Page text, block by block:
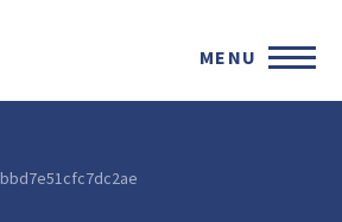
MENU
bbd7e51cfc7dc2ae